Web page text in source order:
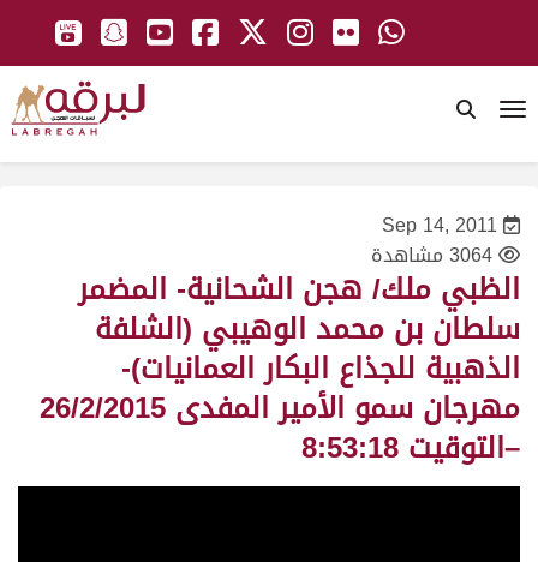
Sep 14, 2011
3064 مشاهدة
الظبي ملك/ هجن الشحانية- المضمر
سلطان بن محمد الوهيبي (الشلفة
الذهبية للجذاع البكار العمانيات)-
مهرجان سمو الأمير المفدى 26/2/2015
–التوقيت 8:53:18